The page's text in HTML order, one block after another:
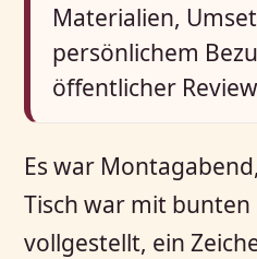
Materialien,
persönlichem
öffentlicher
Es war
Tisch war mit bunten
vollgestellt, ein